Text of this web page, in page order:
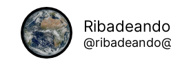
Ribadeando